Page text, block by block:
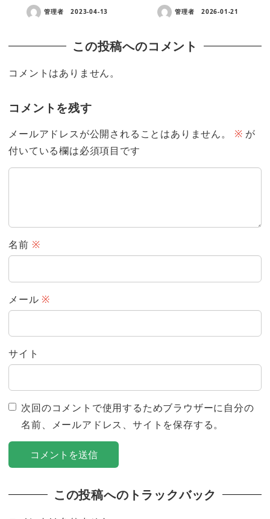
管理者 2023-04-13 管理者 2026-01-21
この投稿へのコメント
コメントはありません。
コメントを残す
メールアドレスが公開されることはありません。 ※ が
付いている欄は必須項目です
名前 ※
メール ※
サイト
次回のコメントで使用するためブラウザーに自分の
名前、メールアドレス、サイトを保存する。
この投稿へのトラックバック